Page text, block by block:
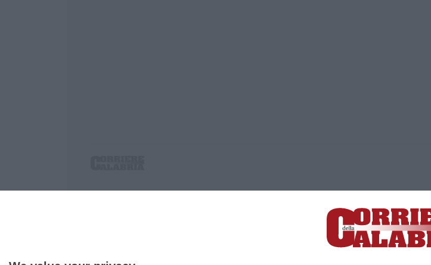
P.IVA. 03199620794, Via del mare 6/G, S.Eufemia, Lamezia Terme (CZ)
Iscrizione tribunale di Lamezia Terme 5/2011 - Direttore responsabile Paola Militano |Privacy